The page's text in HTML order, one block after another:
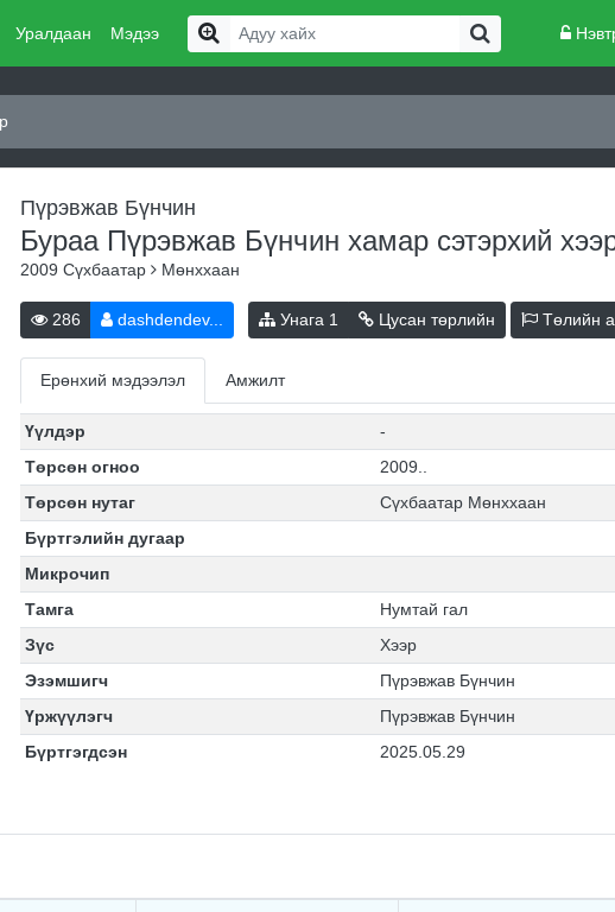
Уралдаан Мэдээ
Пүрэвжав Бүнчин
Бураа Пүрэвжав Бүнчин хамар сэтэрхий
2009 Сүхбаатар Мөнххаан
286 dashdendev... Унага 1 Цусан төрлийн Төлийн
Ерөнхий мэдээлэл Амжилт
Үүлдэр
-
Төрсөн огноо
2009..
Төрсөн нутаг
Сүхбаатар Мөнххаан
Бүртгэлийн дугаар
Микрочип
Тамга
Нумтай гал
Зүс
Хээр
Эзэмшигч
Пүрэвжав Бүнчин
Үржүүлэгч
Пүрэвжав Бүнчин
Бүртгэгдсэн
2025.05.29